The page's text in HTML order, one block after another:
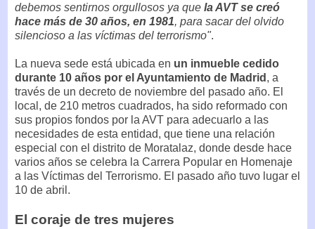
debemos sentirnos orgullosos ya que la AVT se creó
hace más de 30 años, en 1981, para sacar del olvido
silencioso a las víctimas del terrorismo".
La nueva sede está ubicada en un inmueble cedido
durante 10 años por el Ayuntamiento de Madrid , a
través de un decreto de noviembre del pasado año. El
local, de 210 metros cuadrados, ha sido reformado con
sus propios fondos por la AVT para adecuarlo a las
necesidades de esta entidad, que tiene una relación
especial con el distrito de Moratalaz, donde desde hace
varios años se celebra la Carrera Popular en Homenaje
a las Víctimas del Terrorismo. El pasado año tuvo lugar el
10 de abril.
El coraje de tres mujeres